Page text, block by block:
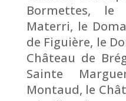
Bormettes, le
Materri, le
de Figuière, le
Château de
Sainte
Montaud, le